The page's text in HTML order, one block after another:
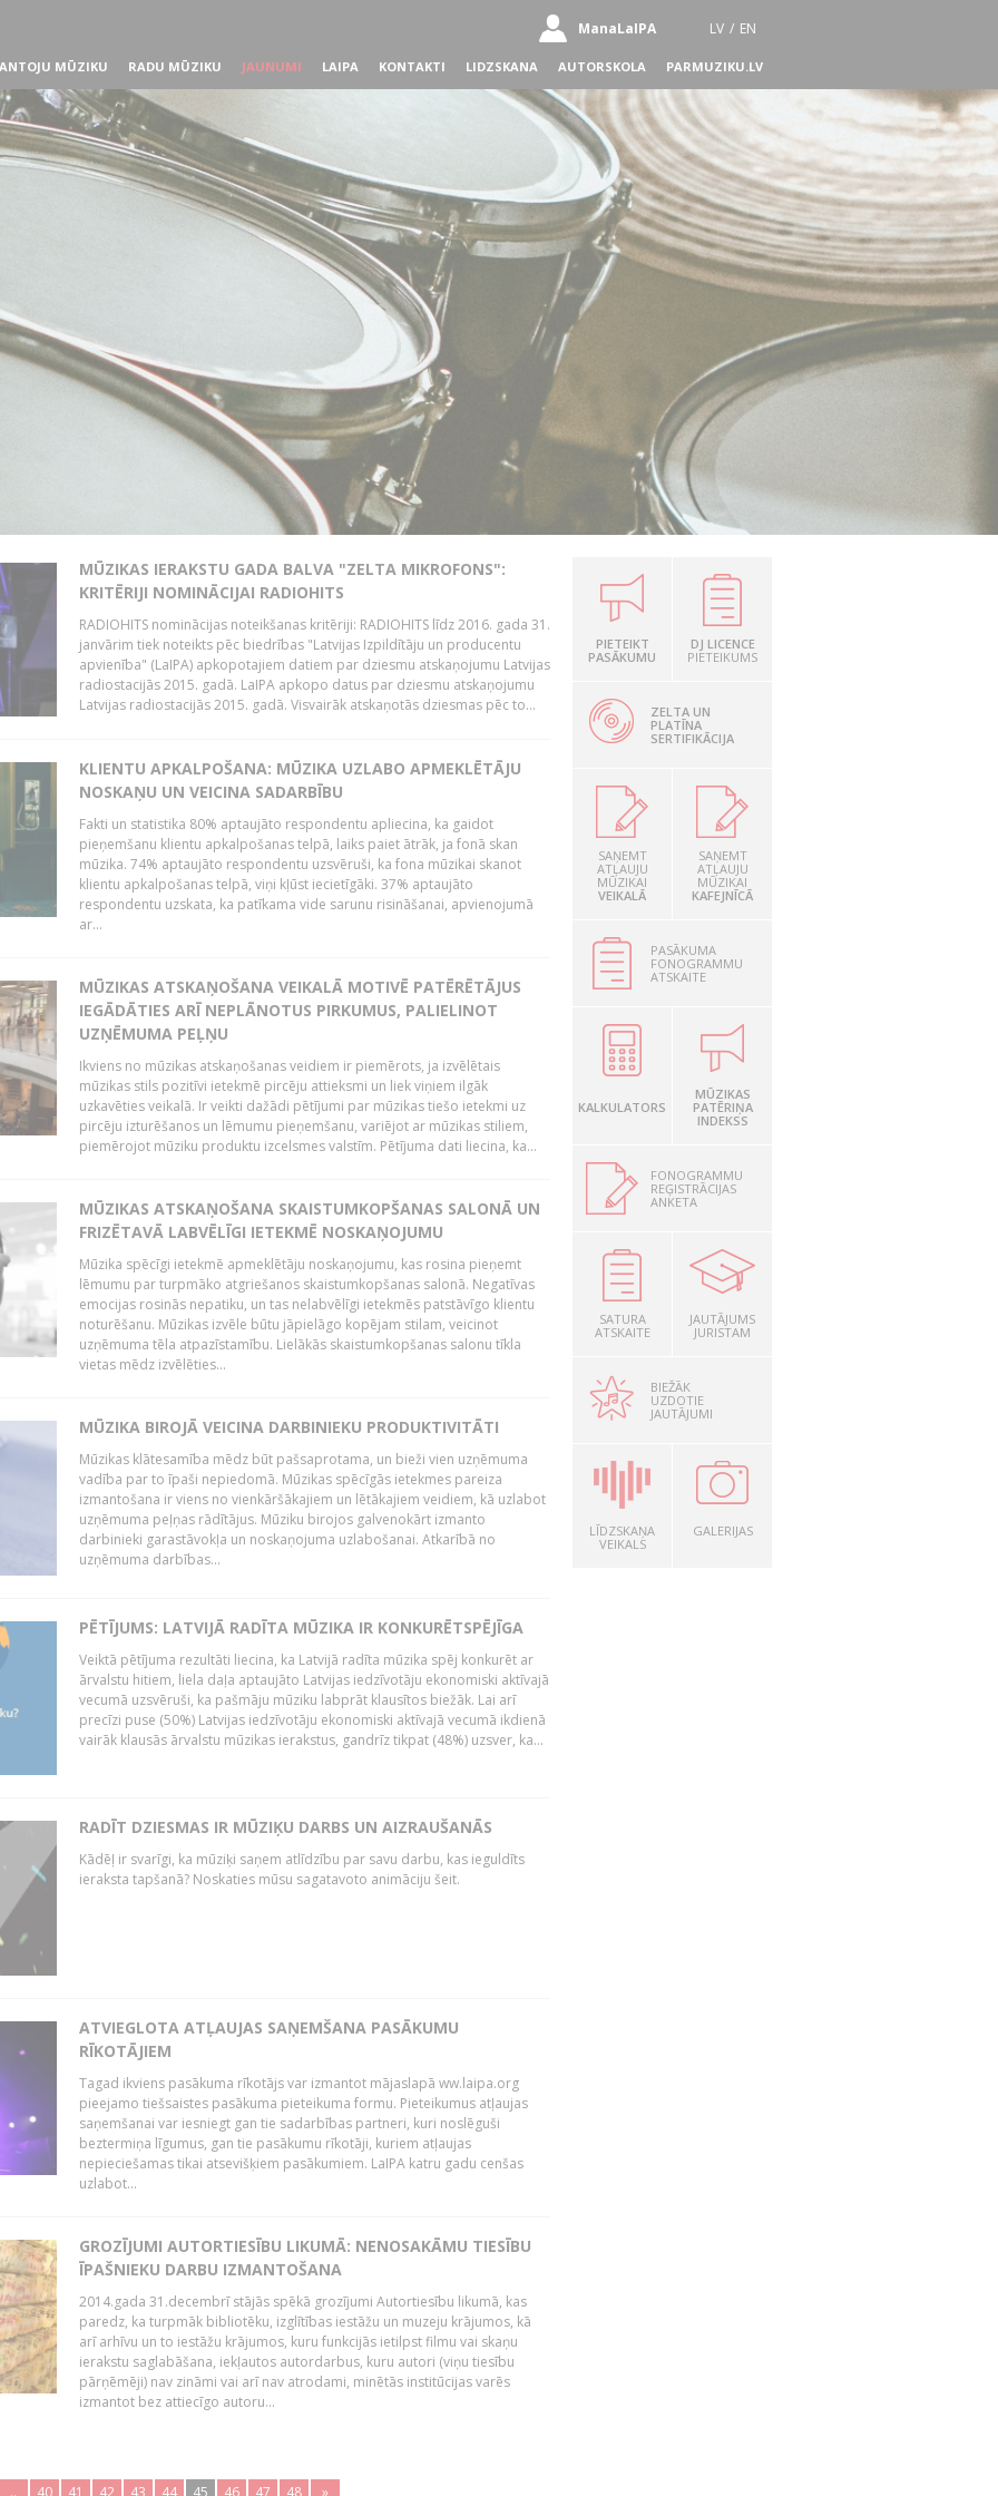
ManaLaIPA LV / EN
MŪZIKU RADU MŪZIKU JAUNUMI LAIPA KONTAKTI LIDZSKANA AUTORSKOLA PARMUZIKU.LV
MŪZIKAS IERAKSTU GADA BALVA "ZELTA MIKROFONS":
KRITĒRIJI NOMINĀCIJAI RADIOHITS
RADIOHITS nominācijas noteikšanas kritēriji: RADIOHITS līdz 2016. gada 31.
janvārim tiek noteikts pēc biedrības "Latvijas Izpildītāju un producentu
apvienība" (LaIPA) apkopotajiem datiem par dziesmu atskaņojumu Latvijas
radiostacijās 2015. gadā. LaIPA apkopo datus par dziesmu atskaņojumu
Latvijas radiostacijās 2015. gadā. Visvairāk atskaņotās dziesmas pēc to...
KLIENTU APKALPOŠANA: MŪZIKA UZLABO APMEKLĒTĀJU
NOSKAŅU UN VEICINA SADARBĪBU
Fakti un statistika 80% aptaujāto respondentu apliecina, ka gaidot
pieņemšanu klientu apkalpošanas telpā, laiks paiet ātrāk, ja fonā skan
mūzika. 74% aptaujāto respondentu uzsvēruši, ka fona mūzikai skanot
klientu apkalpošanas telpā, viņi kļūst iecietīgāki. 37% aptaujāto
respondentu uzskata, ka patīkama vide sarunu risināšanai, apvienojumā
ar...
MŪZIKAS ATSKAŅOŠANA VEIKALĀ MOTIVĒ PATĒRĒTĀJUS
IEGĀDĀTIES ARĪ NEPLĀNOTUS PIRKUMUS, PALIELINOT
UZŅĒMUMA PEĻŅU
Ikviens no mūzikas atskaņošanas veidiem ir piemērots, ja izvēlētais
mūzikas stils pozitīvi ietekmē pircēju attieksmi un liek viņiem ilgāk
uzkavēties veikalā. Ir veikti dažādi pētījumi par mūzikas tiešo ietekmi uz
pircēju izturēšanos un lēmumu pieņemšanu, variējot ar mūzikas stiliem,
piemērojot mūziku produktu izcelsmes valstīm. Pētījuma dati liecina, ka...
MŪZIKAS ATSKAŅOŠANA SKAISTUMKOPŠANAS SALONĀ UN
FRIZĒTAVĀ LABVĒLĪGI IETEKMĒ NOSKAŅOJUMU
Mūzika spēcīgi ietekmē apmeklētāju noskaņojumu, kas rosina pieņemt
lēmumu par turpmāko atgriešanos skaistumkopšanas salonā. Negatīvas
emocijas rosinās nepatiku, un tas nelabvēlīgi ietekmēs patstāvīgo klientu
noturēšanu. Mūzikas izvēle būtu jāpielāgo kopējam stilam, veicinot
uzņēmuma tēla atpazīstamību. Lielākās skaistumkopšanas salonu tīkla
vietas mēdz izvēlēties...
MŪZIKA BIROJĀ VEICINA DARBINIEKU PRODUKTIVITĀTI
Mūzikas klātesamība mēdz būt pašsaprotama, un bieži vien uzņēmuma
vadība par to īpaši nepiedomā. Mūzikas spēcīgās ietekmes pareiza
izmantošana ir viens no vienkāršākajiem un lētākajiem veidiem, kā uzlabot
uzņēmuma peļņas rādītājus. Mūziku birojos galvenokārt izmanto
darbinieki garastāvokļa un noskaņojuma uzlabošanai. Atkarībā no
uzņēmuma darbības...
PĒTĪJUMS: LATVIJĀ RADĪTA MŪZIKA IR KONKURĒTSPĒJĪGA
Veiktā pētījuma rezultāti liecina, ka Latvijā radīta mūzika spēj konkurēt ar
ārvalstu hitiem, liela daļa aptaujāto Latvijas iedzīvotāju ekonomiski aktīvajā
vecumā uzsvēruši, ka pašmāju mūziku labprāt klausītos biežāk. Lai arī
precīzi puse (50%) Latvijas iedzīvotāju ekonomiski aktīvajā vecumā ikdienā
vairāk klausās ārvalstu mūzikas ierakstus, gandrīz tikpat (48%) uzsver, ka...
RADĪT DZIESMAS IR MŪZIĶU DARBS UN AIZRAUŠANĀS
Kādēļ ir svarīgi, ka mūziķi saņem atlīdzību par savu darbu, kas ieguldīts
ieraksta tapšanā? Noskaties mūsu sagatavoto animāciju šeit.
ATVIEGLOTA ATĻAUJAS SAŅEMŠANA PASĀKUMU
RĪKOTĀJIEM
Tagad ikviens pasākuma rīkotājs var izmantot mājaslapā ww.laipa.org
pieejamo tiešsaistes pasākuma pieteikuma formu. Pieteikumus atļaujas
saņemšanai var iesniegt gan tie sadarbības partneri, kuri noslēguši
beztermiņa līgumus, gan tie pasākumu rīkotāji, kuriem atļaujas
nepieciešamas tikai atsevišķiem pasākumiem. LaIPA katru gadu cenšas
uzlabot...
GROZĪJUMI AUTORTIESĪBU LIKUMĀ: NENOSAKĀMU TIESĪBU
ĪPAŠNIEKU DARBU IZMANTOŠANA
2014.gada 31.decembrī stājās spēkā grozījumi Autortiesību likumā, kas
paredz, ka turpmāk bibliotēku, izglītības iestāžu un muzeju krājumos, kā
arī arhīvu un to iestāžu krājumos, kuru funkcijās ietilpst filmu vai skaņu
ierakstu saglabāšana, iekļautos autordarbus, kuru autori (viņu tiesību
pārņēmēji) nav zināmi vai arī nav atrodami, minētās institūcijas varēs
izmantot bez attiecīgo autoru...
.. 40 41 42 43 44 45 46 47 48 »
PIETEIKT
PASĀKUMU
DJ LICENCE
PIETEIKUMS
ZELTA UN
PLATĪNA
SERTIFIKĀCIJA
SAŅEMT
ATĻAUJU
MŪZIKAI
VEIKALĀ
SAŅEMT
ATĻAUJU
MŪZIKAI
KAFEJNĪCĀ
PASĀKUMA
FONOGRAMMU
ATSKAITE
KALKULATORS
MŪZIKAS
PATĒRIŅA
INDEKSS
FONOGRAMMU
REĢISTRĀCIJAS
ANKETA
SATURA
ATSKAITE
JAUTĀJUMS
JURISTAM
BIEŽĀK
UZDOTIE
JAUTĀJUMI
LĪDZSKAŅA
VEIKALS
GALERIJAS